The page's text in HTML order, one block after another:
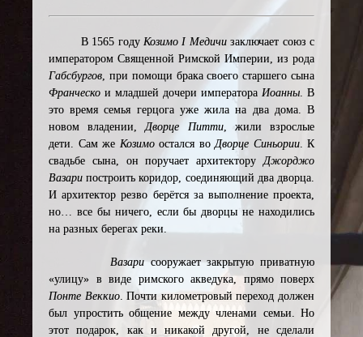
В 1565 году Козимо I Медичизаключает союз с
императором Священной Римской Империи, из рода
Габсбургов, при помощи брака своего старшего сына
Франческо и младшей дочери императора Иоанны. В
это время семья герцога уже жила на два дома. В
новом владении,Дворце Питти, жили взрослые
дети. Сам же Козимоостался воДворце Синьории. К
свадьбе сына, он поручает архитекторуДжорджо
Вазари построить коридор, соединяющий два дворца.
И архитектор резво берётся за выполнение проекта,
но… все бы ничего, если бы дворцы не находились
на разных берегах реки.
Вазарисооружает закрытую приватную
«улицу» в виде римского акведука, прямо поверх
Понте Веккио. Почти километровый переход должен
был упростить общение между членами семьи. Но
этот подарок, как и никакой другой, не сделали